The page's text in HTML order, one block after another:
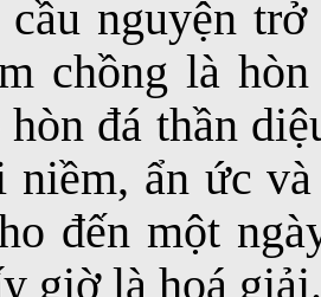
cầu nguyện
chồng là
đá thần
niềm, ẩn ức
đến một
giờ là hoá giải.